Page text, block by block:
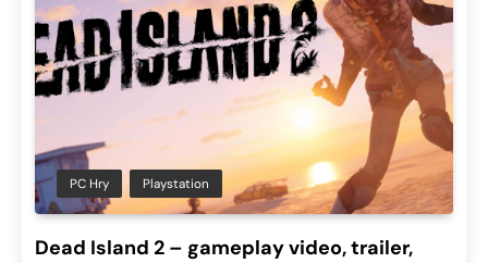
PC Hry Playstation
Dead Island 2 – gameplay video, trailer,